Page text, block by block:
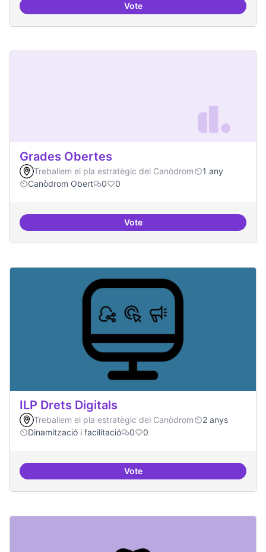
VoteCol·laboració amb Torre
Grades Obertes
Treballem el pla estratègic del Canòdrom
1 any
Canòdrom Obert
0 0
VoteGrades Obertes
ILP Drets Digitals
Treballem el pla estratègic del Canòdrom
2 anys
Dinamització i facilitació
0 0
VoteILP Drets Digitals